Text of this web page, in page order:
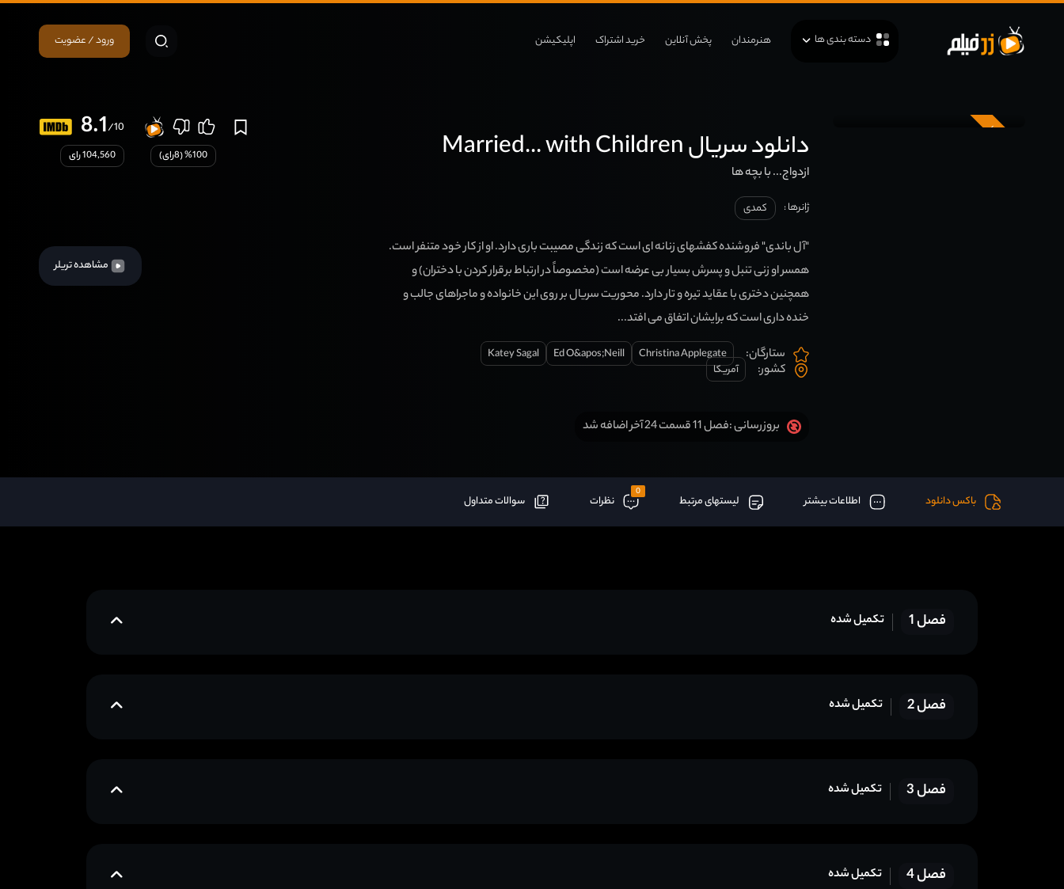
دسته بندی ها هنرمندان پخش آنلاین خرید اشتراک اپلیکیشن ورود / عضویت
زیرنویس دانلود سریال Married… with Children
ازدواج... با بچه ها
ژانرها : کمدی
"آل باندی" فروشنده کفشهای زنانه ای است که زندگی مصیبت باری دارد. او از کار خود متنفر است.
همسر او زنی تنبل و پسرش بسیار بی عرضه است (مخصوصاً در ارتباط برقرار کردن با دختران) و
همچنین دختری با عقاید تیره و تار دارد. محوریت سریال بر روی این خانواده و ماجراهای جالب و
خنده داری است که برایشان اتفاق می افتد...
ستارگان:
Christina Applegate
Ed O&apos;Neill
Katey Sagal
کشور: آمریکا
بروزرسانی :فصل 11 قسمت 24 آخر اضافه شد
8.1/10
104,560 رای 100
% (
8رای)
مشاهده تریلر
باکس دانلود اطلاعات بیشتر لیستهای مرتبط
0
نظرات سوالات متداول
فصل 1 تکمیل شده
فصل 2 تکمیل شده
فصل 3 تکمیل شده
فصل 4 تکمیل شده